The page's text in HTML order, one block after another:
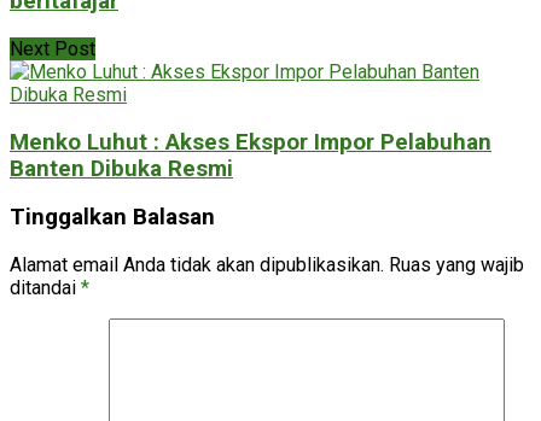
Next Post
Menko Luhut : Akses Ekspor Impor Pelabuhan
Banten Dibuka Resmi
Tinggalkan Balasan
Alamat email Anda tidak akan dipublikasikan. Ruas yang wajib
ditandai *